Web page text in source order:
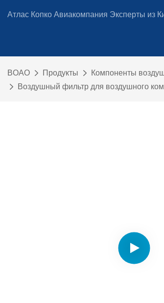
Атлас Копко Авиакомпания Эксперты из
BOAO Продукты Компоненты
Воздушный фильтр для воздушного